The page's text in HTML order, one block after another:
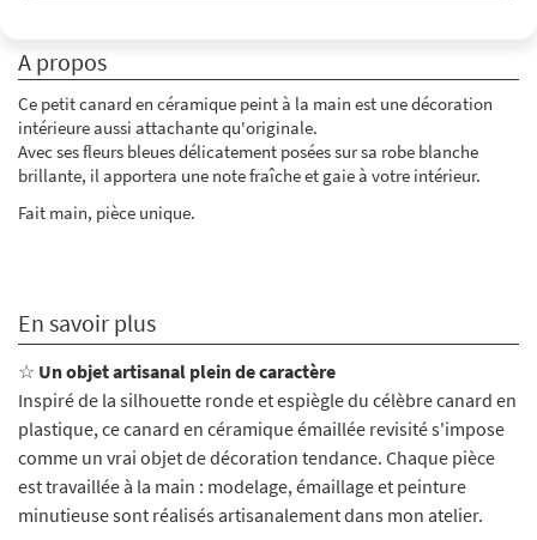
A propos
Ce petit canard en céramique peint à la main est une décoration
intérieure aussi attachante qu'originale.
Avec ses fleurs bleues délicatement posées sur sa robe blanche
brillante, il apportera une note fraîche et gaie à votre intérieur.
Fait main, pièce unique.
En savoir plus
☆ Un objet artisanal plein de caractère
Inspiré de la silhouette ronde et espiègle du célèbre canard en
plastique, ce canard en céramique émaillée revisité s'impose
comme un vrai objet de décoration tendance. Chaque pièce
est travaillée à la main : modelage, émaillage et peinture
minutieuse sont réalisés artisanalement dans mon atelier.